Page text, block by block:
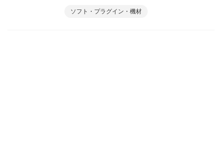
ソフト・プラグイン・機材